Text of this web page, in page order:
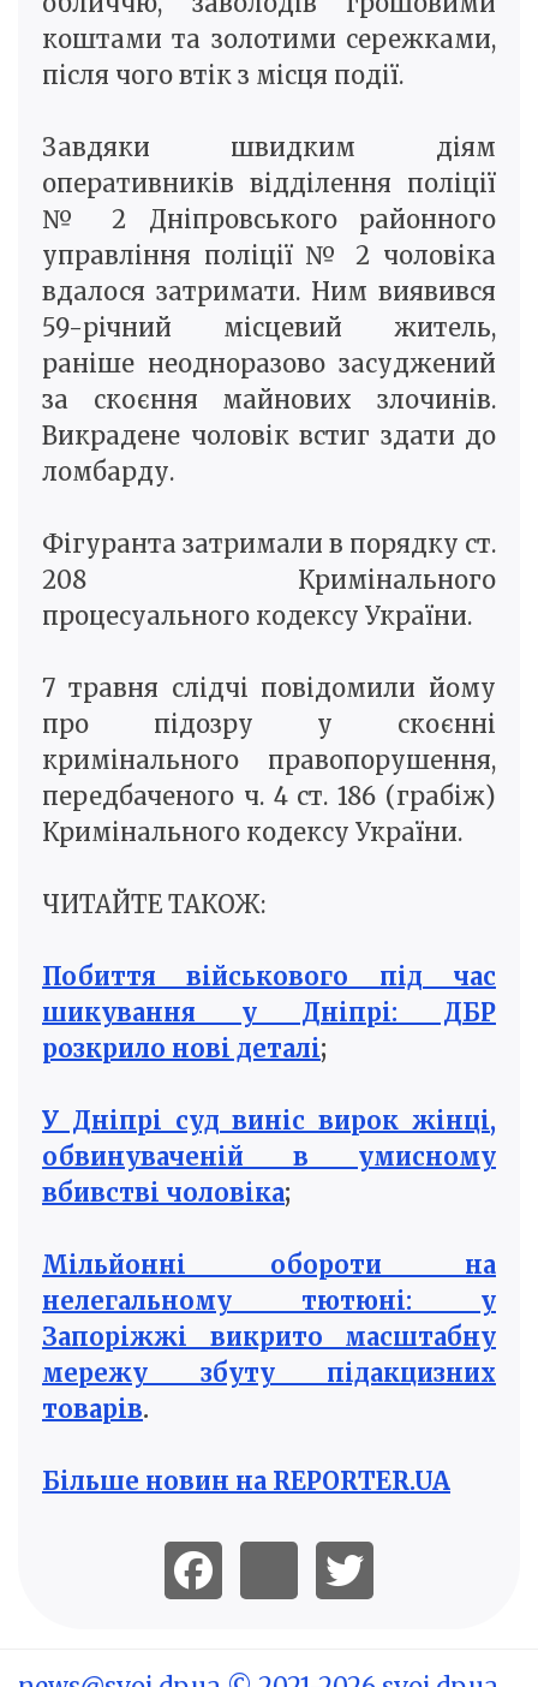
коштами та золотими сережками,
після чого втік з місця події.
Завдяки швидким діям
оперативників відділення поліції
№ 2 Дніпровського районного
управління поліції № 2 чоловіка
вдалося затримати. Ним виявився
59-річний місцевий житель,
раніше неодноразово засуджений
за скоєння майнових злочинів.
Викрадене чоловік встиг здати до
ломбарду.
Фігуранта затримали в порядку ст.
208 Кримінального
процесуального кодексу України.
7 травня слідчі повідомили йому
про підозру у скоєнні
кримінального правопорушення,
передбаченого ч. 4 ст. 186 (грабіж)
Кримінального кодексу України.
ЧИТАЙТЕ ТАКОЖ:
Побиття військового під час
шикування у Дніпрі: ДБР
розкрило нові деталі;
У Дніпрі суд виніс вирок жінці,
обвинуваченій в умисному
вбивстві чоловіка;
Мільйонні обороти на
нелегальному тютюні: у
Запоріжжі викрито масштабну
мережу збуту підакцизних
товарів.
Більше новин на REPORTER.UA